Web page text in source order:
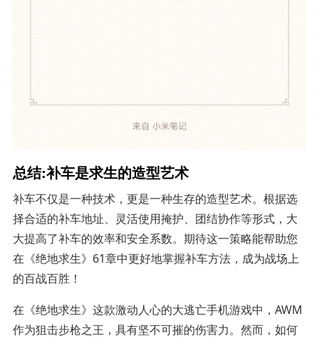
总结:补车是求生的造型艺术
补车不仅是一种技术，更是一种生存的造型艺术。根据选
择合适的补车地址、灵活使用掩护、团结协作等形式，大
大提高了补车的效率和安全系数。期待这一策略能帮助您
在《绝地求生》61章中更好地掌握补车方法，成为战场上
的百战百胜！
在《绝地求生》这款激动人心的大逃亡手机游戏中，AWM
作为狙击步枪之王，具有坚不可摧的伤害力。然而，如何